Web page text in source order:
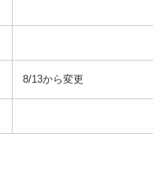
8/13から変更